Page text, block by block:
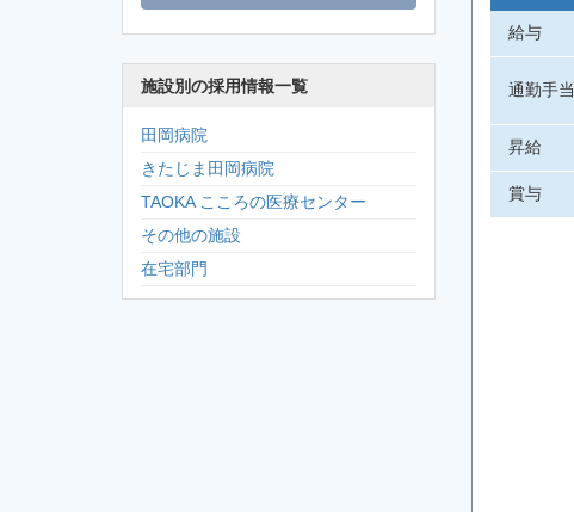
給与
通勤手当
昇給
賞与
施設別の採用情報一覧
田岡病院
きたじま田岡病院
TAOKA こころの医療センター
その他の施設
在宅部門